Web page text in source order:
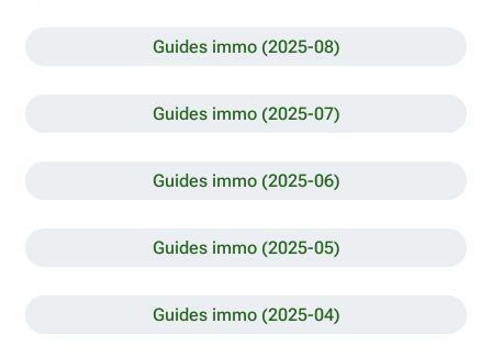
Guides immo (2025-08)
Guides immo (2025-07)
Guides immo (2025-06)
Guides immo (2025-05)
Guides immo (2025-04)